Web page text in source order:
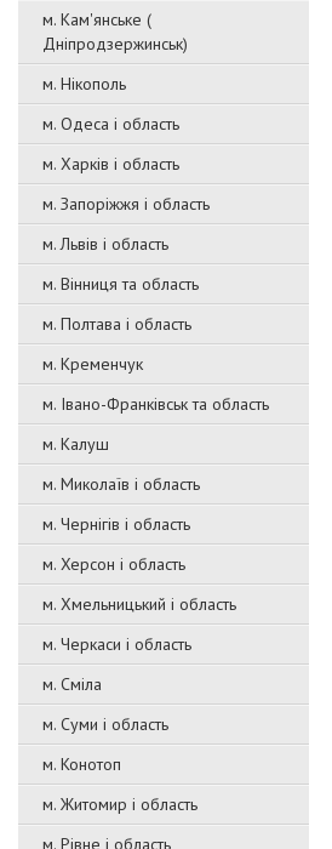
м. Кам'янське (
Дніпродзержинськ)
м. Нікополь
м. Одеса і область
м. Харків і область
м. Запоріжжя і область
м. Львів і область
м. Вінниця та область
м. Полтава і область
м. Кременчук
м. Івано-Франківськ та область
м. Калуш
м. Миколаїв і область
м. Чернігів і область
м. Херсон і область
м. Хмельницький і область
м. Черкаси і область
м. Сміла
м. Суми і область
м. Конотоп
м. Житомир і область
м. Рівне і область